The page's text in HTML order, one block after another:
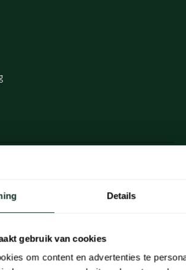
Details
gebruik van cookies
om content en advertenties te